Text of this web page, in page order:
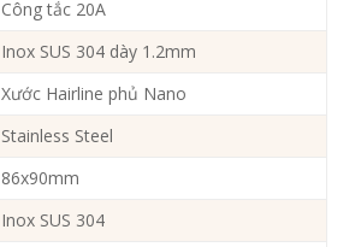
Công tắc 20A
Inox SUS 304 dày 1.2mm
Xước Hairline phủ Nano
Stainless Steel
86x90mm
Inox SUS 304